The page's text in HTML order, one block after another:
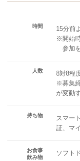
時間
15分前
※開始
参加
人数
8対8程
※募集
が変動
持ち物
スマー
証、マ
お食事
飲み物
ソフト